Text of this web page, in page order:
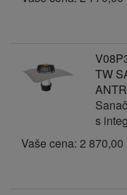
TW
s
Vaše cena: 2 870,00